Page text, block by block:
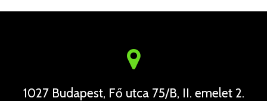
1027 Budapest, Fő utca 75/B, II. emelet 2.